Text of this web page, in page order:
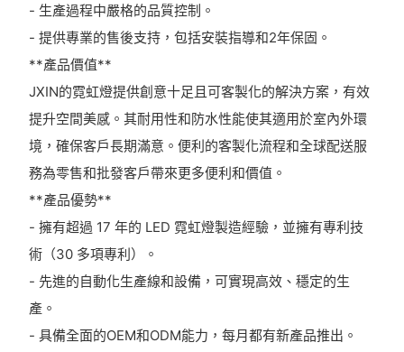
- 生產過程中嚴格的品質控制。
- 提供專業的售後支持，包括安裝指導和2年保固。
**產品價值**
JXIN的霓虹燈提供創意十足且可客製化的解決方案，有效
提升空間美感。其耐用性和防水性能使其適用於室內外環
境，確保客戶長期滿意。便利的客製化流程和全球配送服
務為零售和批發客戶帶來更多便利和價值。
**產品優勢**
- 擁有超過 17 年的 LED 霓虹燈製造經驗，並擁有專利技
術（30 多項專利）。
- 先進的自動化生產線和設備，可實現高效、穩定的生
產。
- 具備全面的OEM和ODM能力，每月都有新產品推出。